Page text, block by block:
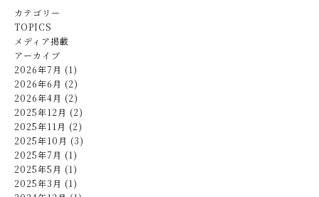
カテゴリー
TOPICS
メディア掲載
アーカイブ
2026年7月 (1)
2026年6月 (2)
2026年4月 (2)
2025年12月 (2)
2025年11月 (2)
2025年10月 (3)
2025年7月 (1)
2025年5月 (1)
2025年3月 (1)